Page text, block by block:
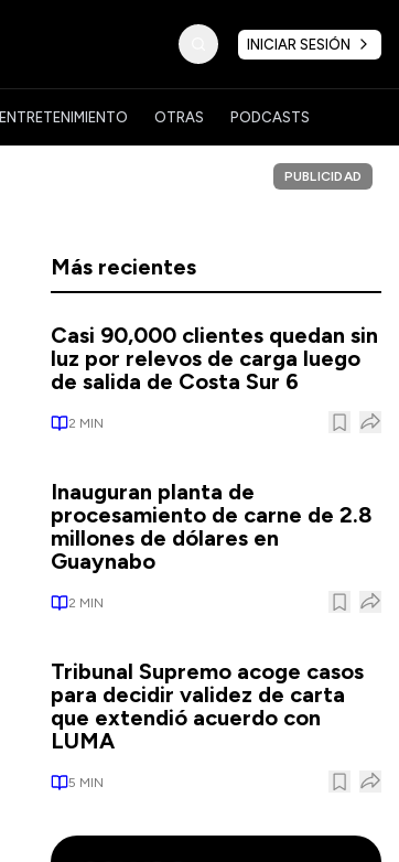
INICIAR SESIÓN
ENTRETENIMIENTO OTRAS PODCASTS
PUBLICIDAD
Más recientes
Casi 90,000 clientes quedan sin
luz por relevos de carga luego
de salida de Costa Sur 6
2 MIN
Inauguran planta de
procesamiento de carne de 2.8
millones de dólares en
Guaynabo
2 MIN
Tribunal Supremo acoge casos
para decidir validez de carta
que extendió acuerdo con
LUMA
5 MIN